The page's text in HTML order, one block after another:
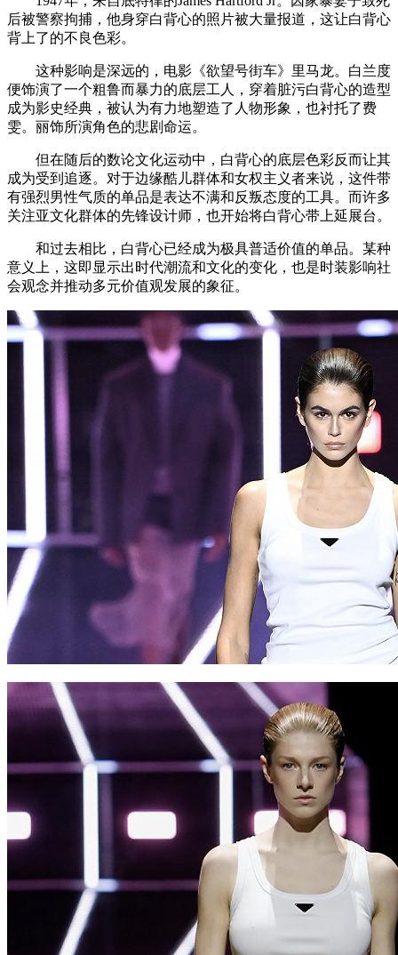
后被警察拘捕，他身穿白背心的照片被大量报道，这让白背心
背上了的不良色彩。
这种影响是深远的，电影《欲望号街车》里马龙。白兰度
便饰演了一个粗鲁而暴力的底层工人，穿着脏污白背心的造型
成为影史经典，被认为有力地塑造了人物形象，也衬托了费
雯。丽饰所演角色的悲剧命运。
但在随后的数论文化运动中，白背心的底层色彩反而让其
成为受到追逐。对于边缘酷儿群体和女权主义者来说，这件带
有强烈男性气质的单品是表达不满和反叛态度的工具。而许多
关注亚文化群体的先锋设计师，也开始将白背心带上延展台。
和过去相比，白背心已经成为极具普适价值的单品。某种
意义上，这即显示出时代潮流和文化的变化，也是时装影响社
会观念并推动多元价值观发展的象征。